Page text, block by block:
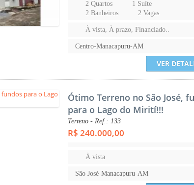
2 Quartos
1 Suíte
2 Banheiros
2 Vagas
À vista, À prazo, Financiado..
Centro-Manacapuru-AM
VER
Ótimo Terreno no São José,
para o Lago do Mirití!!!
Terreno - Ref.: 133
R$ 240.000,00
À vista
São José-Manacapuru-AM